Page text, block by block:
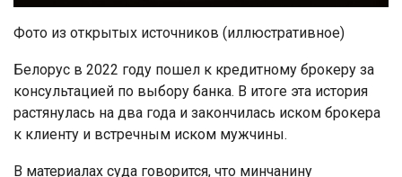
Фото из открытых источников (иллюстративное)
Белорус в 2022 году пошел к кредитному брокеру за
консультацией по выбору банка. В итоге эта история
растянулась на два года и закончилась иском брокера
к клиенту и встречным иском мужчины.
В материалах суда говорится, что минчанину